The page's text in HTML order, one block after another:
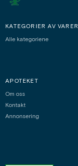
KATEGORIER AV VARER
Alle kategoriene
APOTEKET
Om oss
Kontakt
Annonsering